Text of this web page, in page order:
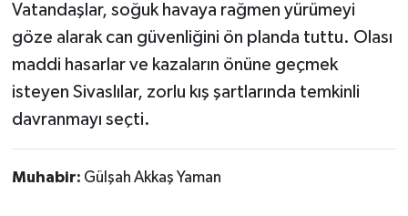
Vatandaşlar, soğuk havaya rağmen yürümeyi
göze alarak can güvenliğini ön planda tuttu. Olası
maddi hasarlar ve kazaların önüne geçmek
isteyen Sivaslılar, zorlu kış şartlarında temkinli
davranmayı seçti.
Muhabir: Gülşah Akkaş Yaman